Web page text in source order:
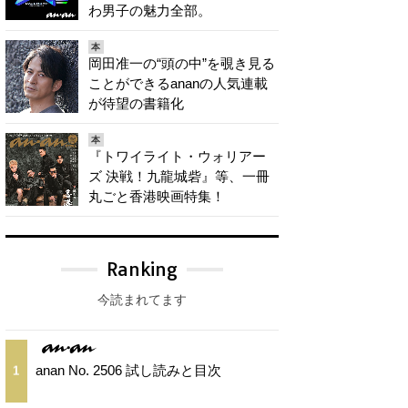
わ男子の魅力全部。
本
岡田准一の“頭の中”を覗き見る
ことができるananの人気連載
が待望の書籍化
本
『トワイライト・ウォリアー
ズ 決戦！九龍城砦』等、一冊
丸ごと香港映画特集！
Ranking
今読まれてます
1 anan No. 2506 試し読みと目次